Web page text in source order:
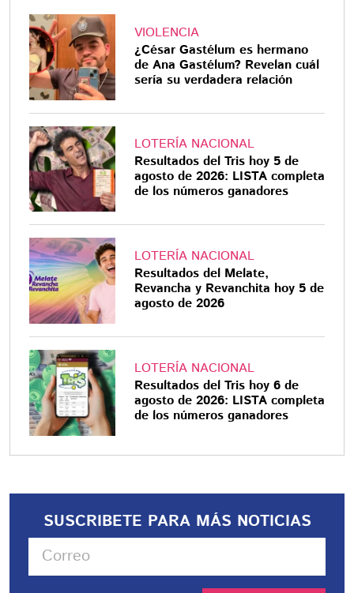
VIOLENCIA
¿César Gastélum es hermano
de Ana Gastélum? Revelan cuál
sería su verdadera relación
LOTERÍA NACIONAL
Resultados del Tris hoy 5 de
agosto de 2026: LISTA completa
de los números ganadores
LOTERÍA NACIONAL
Resultados del Melate,
Revancha y Revanchita hoy 5 de
agosto de 2026
LOTERÍA NACIONAL
Resultados del Tris hoy 6 de
agosto de 2026: LISTA completa
de los números ganadores
SUSCRIBETE PARA MÁS NOTICIAS